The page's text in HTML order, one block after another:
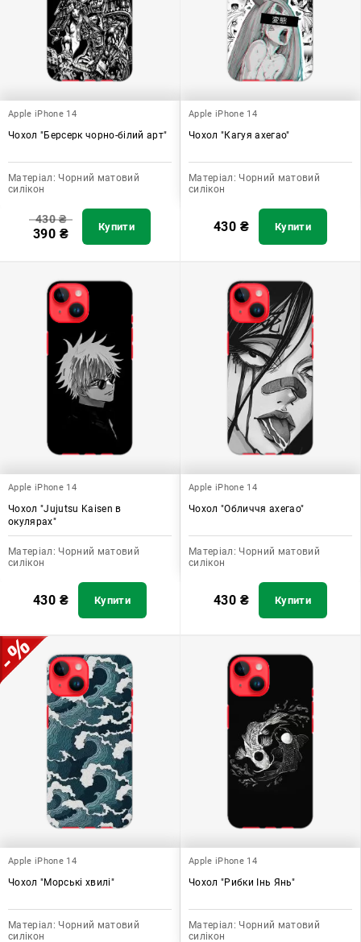
Apple iPhone 14
Чохол "Берсерк чорно-білий арт"
Матеріал: Чорний матовий
силікон
430₴
390 ₴ Купити
Apple iPhone 14
Чохол "Кагуя ахегао"
Матеріал: Чорний матовий
силікон
430 ₴ Купити
Apple iPhone 14
Чохол "Jujutsu Kaisen в
окулярах"
Матеріал: Чорний матовий
силікон
430 ₴ Купити
Apple iPhone 14
Чохол "Обличчя ахегао"
Матеріал: Чорний матовий
силікон
430 ₴ Купити
Apple iPhone 14
Чохол "Морські хвилі"
Матеріал: Чорний матовий
силікон
Apple iPhone 14
Чохол "Рибки Інь Янь"
Матеріал: Чорний матовий
силікон